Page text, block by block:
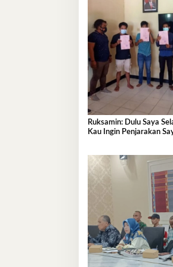
Ruksamin: Dulu Saya
Kau Ingin Penjarakan